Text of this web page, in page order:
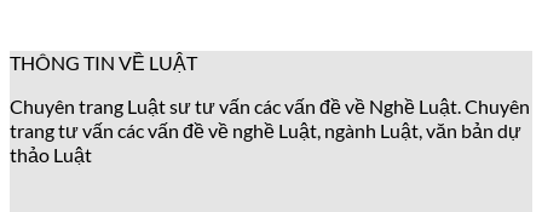
THÔNG TIN VỀ LUẬT
Chuyên trang Luật sư tư vấn các vấn đề về Nghề Luật. Chuyên
trang tư vấn các vấn đề về nghề Luật, ngành Luật, văn bản dự
thảo Luật